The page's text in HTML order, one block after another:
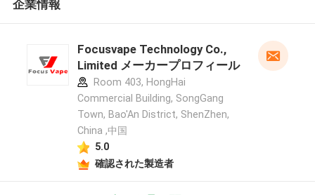
企業情報
Focusvape Technology Co.,
Limited メーカープロフィール
Room 403, HongHai
Commercial Building, SongGang
Town, Bao'An District, ShenZhen,
China ,中国
5.0
確認された製造者